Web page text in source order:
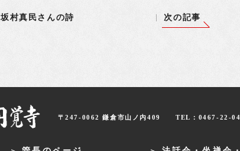
坂村真民さんの詩 次の記事
〒247-0062 鎌倉市山ノ内409TEL：0467-22-